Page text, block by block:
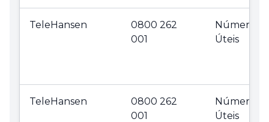
TeleHansen
0800 262
001
Números
Úteis
TeleHansen
0800 262
001
Números
Úteis